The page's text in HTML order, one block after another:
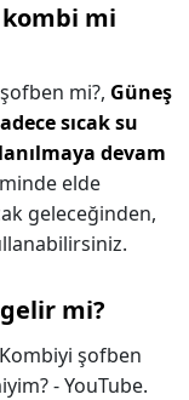
kombi mi
mi?, Güneş
sıcak su
devam
elde
geleceğinden,
mi?
Kombiyi şofben
- YouTube.